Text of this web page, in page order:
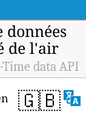
données
de l'air
data API
🇬🇧